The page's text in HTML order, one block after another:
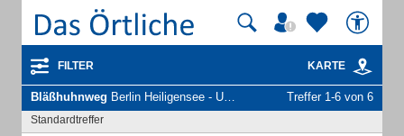
FILTER KARTE
Bläßhuhnweg Berlin Heiligensee - Unternehmen und Personen Treffer 1-6 von 6
Standardtreffer